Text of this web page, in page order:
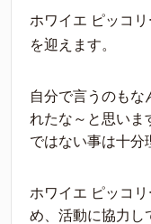
ホワイエ ピッコ
を迎えます。
自分で言うのもな
れたな～と思いま
ではない事は十分
ホワイエ ピッコ
め、活動に協力し